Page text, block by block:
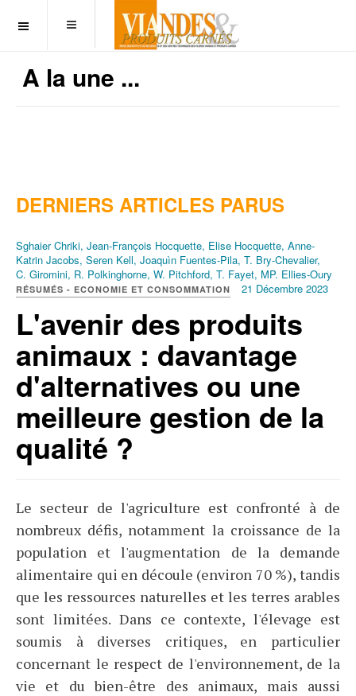
OFF CANVAS
A la une ...
DERNIERS ARTICLES PARUS
Sghaier Chriki, Jean-François Hocquette, Elise Hocquette, Anne-
Katrin Jacobs, Seren Kell, Joaquìn Fuentes-Pila, T. Bry-Chevalier,
C. Giromini, R. Polkinghorne, W. Pitchford, T. Fayet, MP. Ellies-Oury
RÉSUMÉS - ECONOMIE ET CONSOMMATION 21 Décembre 2023
L'avenir des produits
animaux : davantage
d'alternatives ou une
meilleure gestion de la
qualité ?
Le secteur de l'agriculture est confronté à de
nombreux défis, notamment la croissance de la
population et l'augmentation de la demande
alimentaire qui en découle (environ 70 %), tandis
que les ressources naturelles et les terres arables
sont limitées. Dans ce contexte, l'élevage est
soumis à diverses critiques, en particulier
concernant le respect de l'environnement, de la
vie et du bien-être des animaux, mais aussi